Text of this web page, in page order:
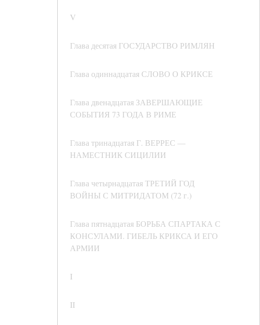
V
Глава десятая ГОСУДАРСТВО РИМЛЯН
Глава одиннадцатая СЛОВО О КРИКСЕ
Глава двенадцатая ЗАВЕРШАЮЩИЕ
СОБЫТИЯ 73 ГОДА В РИМЕ
Глава тринадцатая Г. ВЕРРЕС —
НАМЕСТНИК СИЦИЛИИ
Глава четырнадцатая ТРЕТИЙ ГОД
ВОЙНЫ С МИТРИДАТОМ (72 г.)
Глава пятнадцатая БОРЬБА СПАРТАКА С
КОНСУЛАМИ. ГИБЕЛЬ КРИКСА И ЕГО
АРМИИ
I
II